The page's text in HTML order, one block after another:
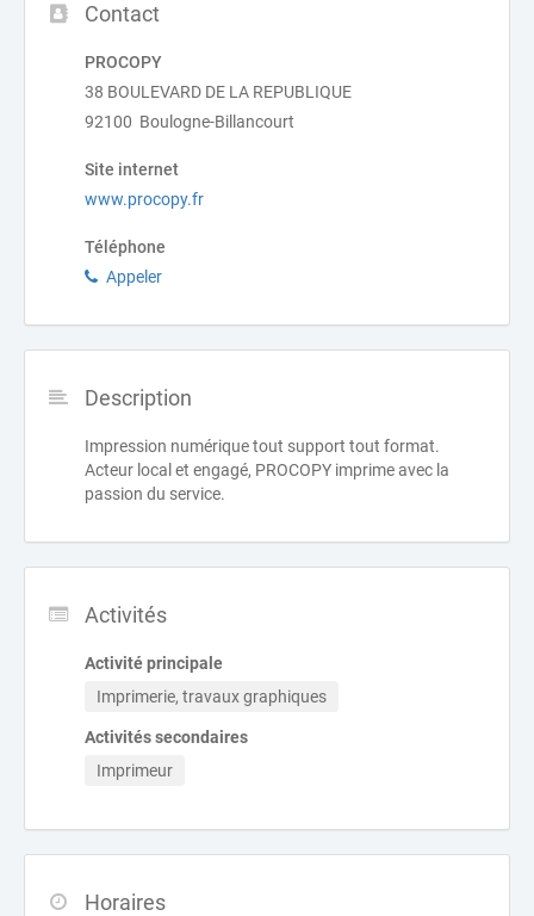
Contact
PROCOPY
38 BOULEVARD DE LA REPUBLIQUE
92100 Boulogne-Billancourt
Site internet
www.procopy.fr
Téléphone
Appeler
Description
Impression numérique tout support tout format.
Acteur local et engagé, PROCOPY imprime avec la
passion du service.
Activités
Activité principale
Imprimerie, travaux graphiques
Activités secondaires
Imprimeur
Horaires